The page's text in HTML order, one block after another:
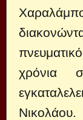
χρόνια
Νικολάου.